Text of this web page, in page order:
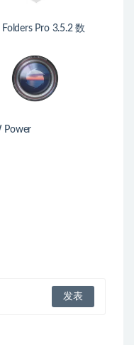
Pro 3.5.2 数
Power